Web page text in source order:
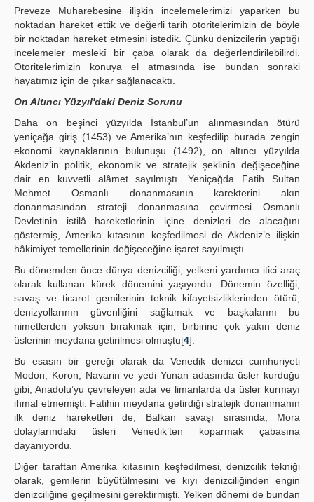
Preveze Muharebesine ilişkin incelemelerimizi yaparken bu
noktadan hareket ettik ve değerli tarih otoritelerimizin de böyle
bir noktadan hareket etmesini istedik. Çünkü denizcilerin yaptığı
incelemeler meslekî bir çaba olarak da değerlendirilebilirdi.
Otoritelerimizin konuya el atmasında ise bundan sonraki
hayatımız için de çıkar sağlanacaktı.
On Altıncı Yüzyıl'daki Deniz Sorunu
Daha on beşinci yüzyılda İstanbul’un alınmasından ötürü
yeniçağa giriş (1453) ve Amerika’nın keşfedilip burada zengin
ekonomi kaynaklarının bulunuşu (1492), on altıncı yüzyılda
Akdeniz’in politik, ekonomik ve stratejik şeklinin değişeceğine
dair en kuvvetli alâmet sayılmıştı. Yeniçağda Fatih Sultan
Mehmet Osmanlı donanmasının karekterini akın
donanmasından strateji donanmasına çevirmesi Osmanlı
Devletinin istilâ hareketlerinin içine denizleri de alacağını
göstermiş, Amerika kıtasının keşfedilmesi de Akdeniz’e ilişkin
hâkimiyet temellerinin değişeceğine işaret sayılmıştı.
Bu dönemden önce dünya denizciliği, yelkeni yardımcı itici araç
olarak kullanan kürek dönemini yaşıyordu. Dönemin özelliği,
savaş ve ticaret gemilerinin teknik kifayetsizliklerinden ötürü,
denizyollarının güvenliğini sağlamak ve başkalarını bu
nimetlerden yoksun bırakmak için, birbirine çok yakın deniz
üslerinin meydana getirilmesi olmuştu[4].
Bu esasın bir gereği olarak da Venedik denizci cumhuriyeti
Modon, Koron, Navarin ve yedi Yunan adasında üsler kurduğu
gibi; Anadolu’yu çevreleyen ada ve limanlarda da üsler kurmayı
ihmal etmemişti. Fatihin meydana getirdiği stratejik donanmanın
ilk deniz hareketleri de, Balkan savaşı sırasında, Mora
dolaylarındaki üsleri Venedik’ten koparmak çabasına
dayanıyordu.
Diğer taraftan Amerika kıtasının keşfedilmesi, denizcilik tekniği
olarak, gemilerin büyütülmesini ve kıyı denizciliğinden engin
denizciliğine geçilmesini gerektirmişti. Yelken dönemi de bundan